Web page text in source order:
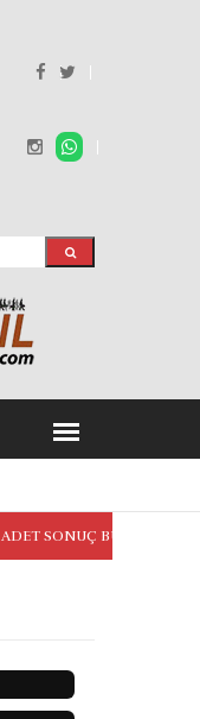
ADET SONUÇ BULUNDU